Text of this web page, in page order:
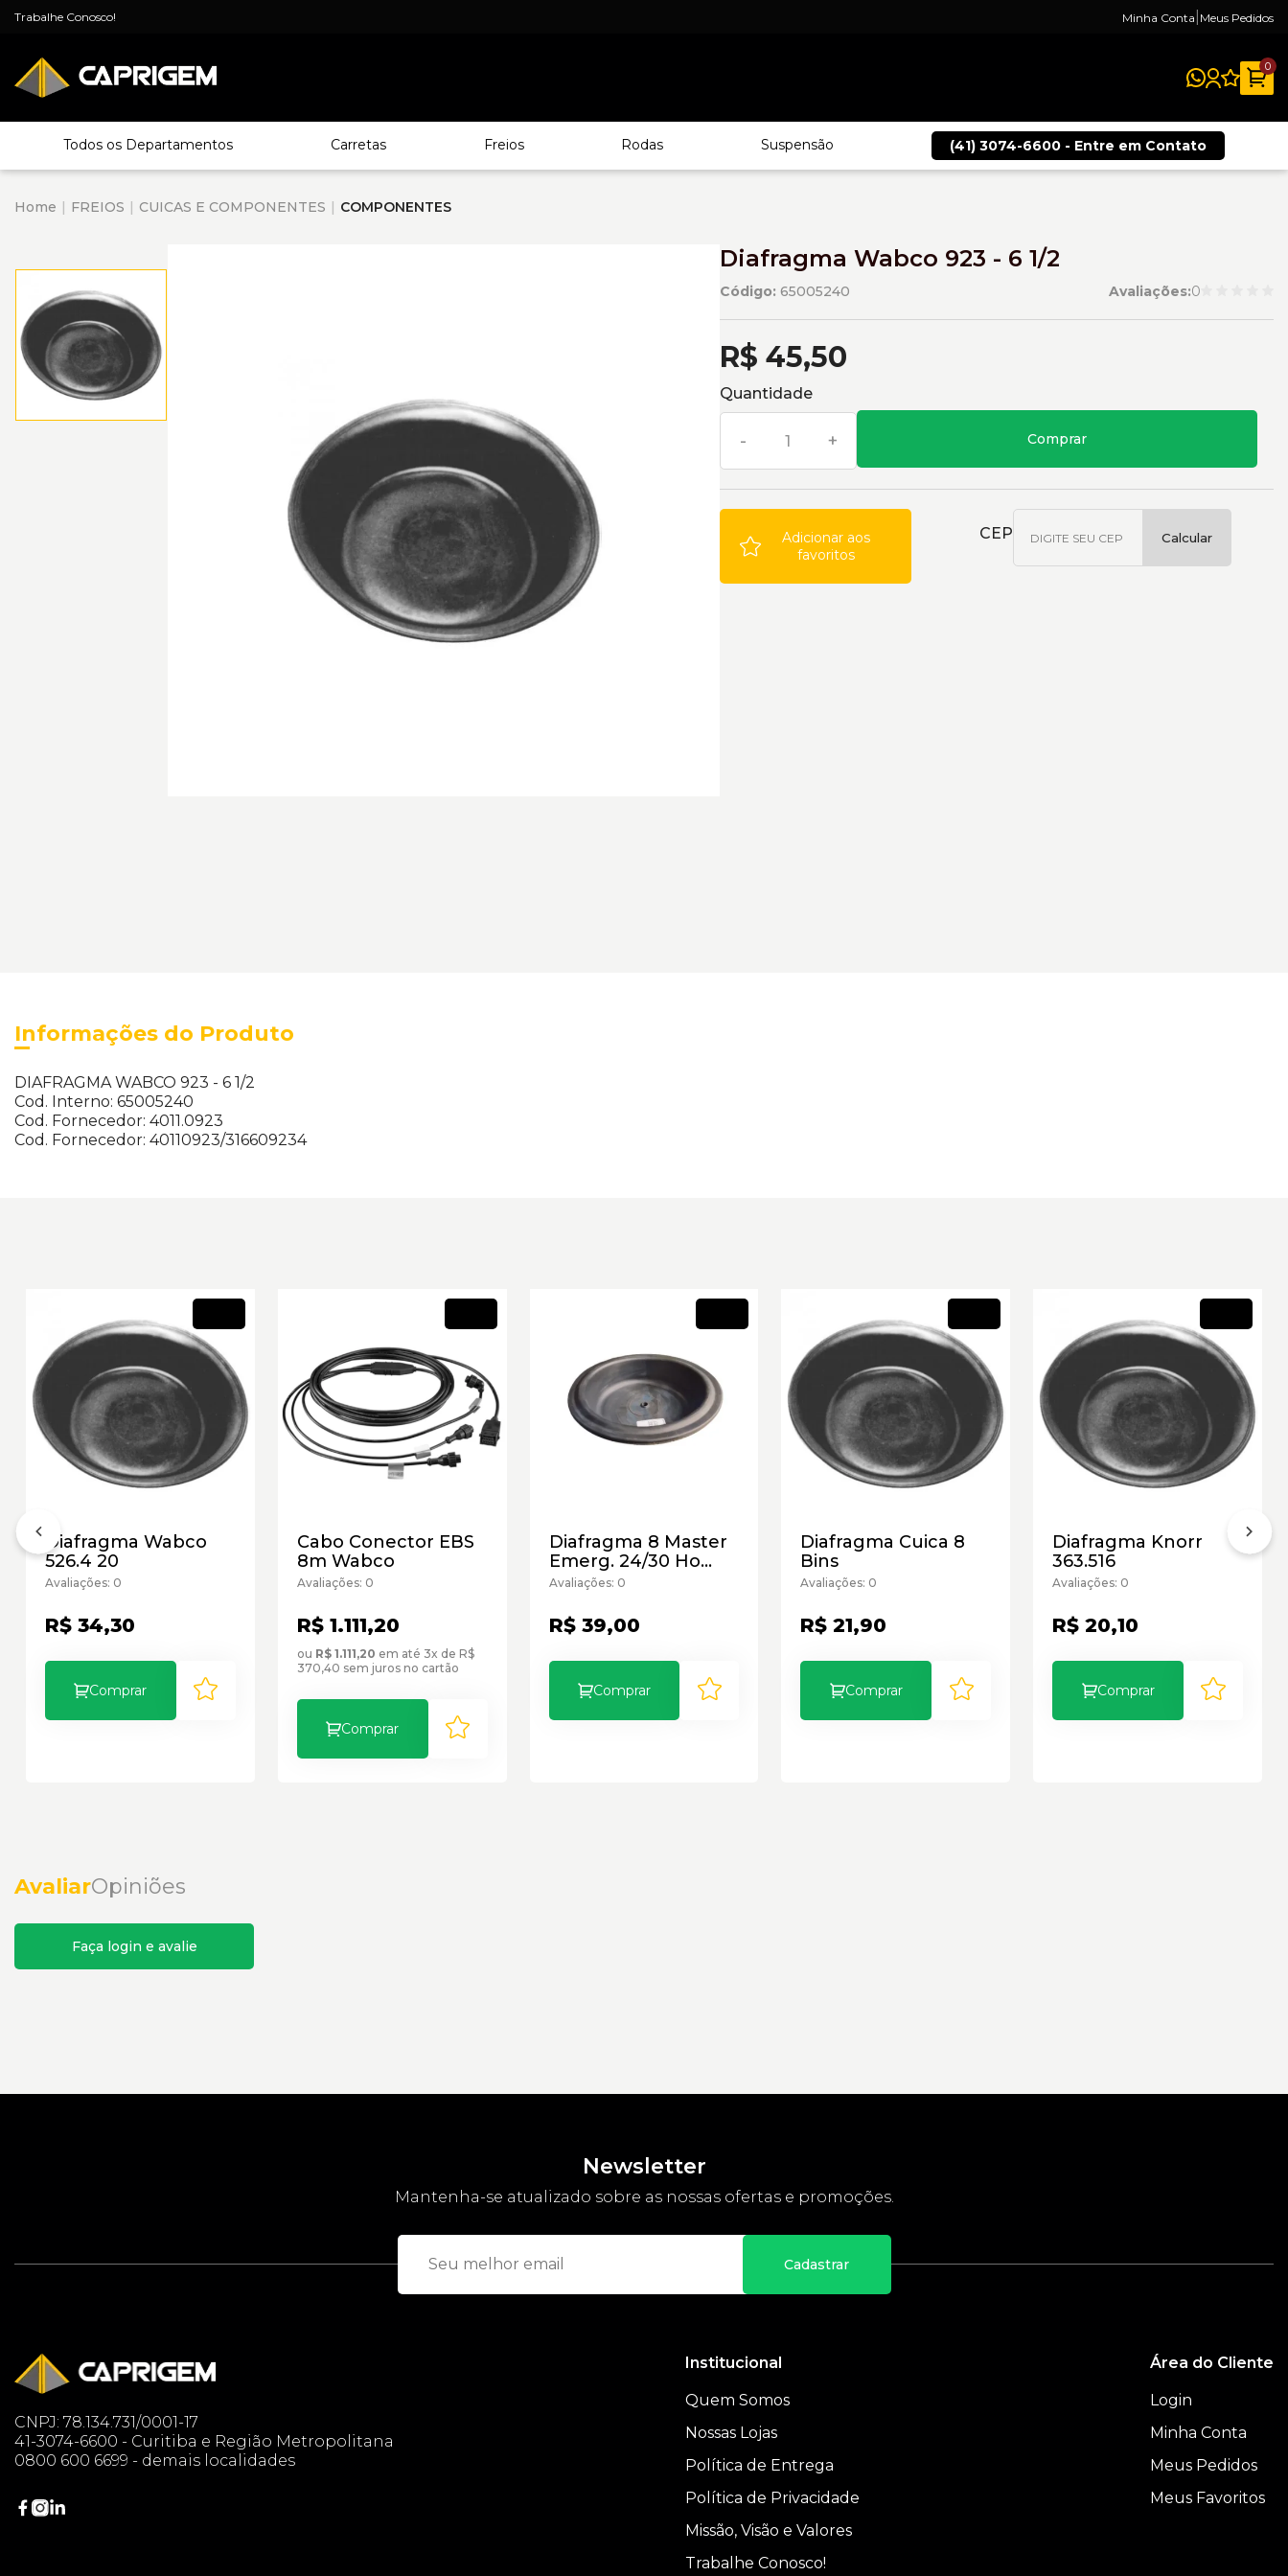
Trabalhe Conosco! Minha Conta Meus Pedidos
0
Todos os Departamentos Carretas Freios Rodas Suspensão (41) 3074-6600 - Entre em Contato
Home FREIOS CUICAS E COMPONENTES COMPONENTES
Diafragma Wabco 923 - 6 1/2
Código: 65005240 Avaliações:0
R$ 45,50
Quantidade
- + Comprar
Adicionar aos
favoritos
CEP Calcular
Informações do Produto
DIAFRAGMA WABCO 923 - 6 1/2
Cod. Interno: 65005240
Cod. Fornecedor: 4011.0923
Cod. Fornecedor: 40110923/316609234
Diafragma Wabco
526.4 20
Avaliações: 0
R$ 34,30
Comprar
Cabo Conector EBS
8m Wabco
Avaliações: 0
R$ 1.111,20
ou R$ 1.111,20 em até 3x de R$
370,40 sem juros no cartão
Comprar
Diafragma 8 Master
Emerg. 24/30 Ho
Furado Bins
Avaliações: 0
R$ 39,00
Comprar
Diafragma Cuica 8
Bins
Avaliações: 0
R$ 21,90
Comprar
Diafragma Knorr
363.516
Avaliações: 0
R$ 20,10
Comprar
AvaliarOpiniões
Faça login e avalie
Newsletter
Mantenha-se atualizado sobre as nossas ofertas e promoções.
Cadastrar
CNPJ: 78.134.731/0001-17
41-3074-6600 - Curitiba e Região Metropolitana
0800 600 6699 - demais localidades
Institucional
Quem Somos
Nossas Lojas
Política de Entrega
Política de Privacidade
Missão, Visão e Valores
Trabalhe Conosco!
Área do Cliente
Login
Minha Conta
Meus Pedidos
Meus Favoritos